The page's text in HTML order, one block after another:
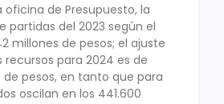
oficina de Presupuesto, la
partidas del 2023 según el
millones de pesos; el ajuste
para 2024 es de
de pesos, en tanto que para
oscilan en los 441.600